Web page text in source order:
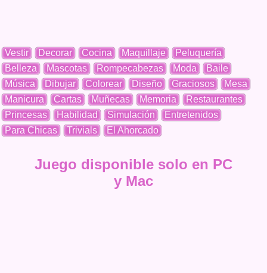
Vestir Decorar Cocina Maquillaje
Peluquería
Belleza
Mascotas Rompecabezas Moda
Baile
Música
Dibujar Colorear Diseño Graciosos
Mesa
Manicura
Cartas Muñecas Memoria
Restaurantes
Princesas
Habilidad Simulación
Entretenidos
Para Chicas
Trivials El Ahorcado
Juego disponible solo en PC
y Mac